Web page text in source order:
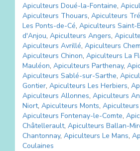
Apiculteurs Doué-la-Fontaine,
Apiculteurs Thouars, Apiculteurs
Les Ponts-de-Cé, Apiculteurs Saint-
d'Anjou, Apiculteurs Angers,
Apiculteurs Avrillé, Apiculteurs
Apiculteurs Chinon, Apiculteurs La
Mauléon, Apiculteurs Parthenay,
Apiculteurs Sablé-sur-Sarthe,
Gontier, Apiculteurs Les Herbiers,
Apiculteurs Allonnes, Apiculteurs
Niort, Apiculteurs Monts, Apiculteurs
Apiculteurs Fontenay-le-Comte,
Châtellerault, Apiculteurs Ballan-
Chantonnay, Apiculteurs Le Mans,
Coulaines